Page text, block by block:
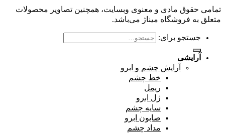
تمامی حقوق مادی و معنوی وبسایت، همچنین تصاویر محصولات
متعلق به فروشگاه میناژ می‌باشد.
جستجو برای:
آرایشی
آرایش چشم و ابرو
خط چشم
ریمل
ژل ابرو
سایه چشم
صابون ابرو
مداد چشم